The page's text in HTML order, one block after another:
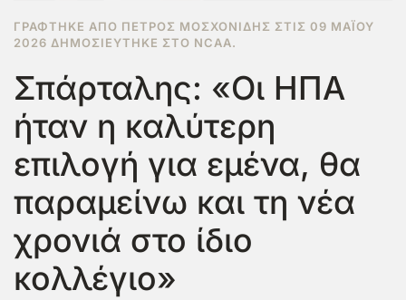
ΓΡΆΦΤΗΚΕ ΑΠΌ ΠΈΤΡΟΣ ΜΟΣΧΟΝΊΔΗΣ ΣΤΙΣ 09 ΜΑΪ́ΟΥ
2026 ΔΗΜΟΣΙΕΎΤΗΚΕ ΣΤΟ NCAA.
Σπάρταλης: «Οι ΗΠΑ
ήταν η καλύτερη
επιλογή για εμένα, θα
παραμείνω και τη νέα
χρονιά στο ίδιο
κολλέγιο»